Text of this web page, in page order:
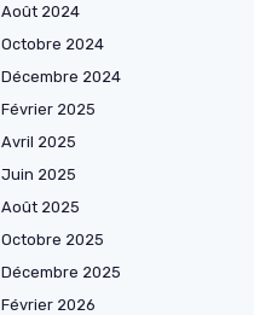
Août 2024
Octobre 2024
Décembre 2024
Février 2025
Avril 2025
Juin 2025
Août 2025
Octobre 2025
Décembre 2025
Février 2026